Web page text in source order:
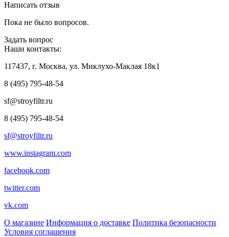
Написать отзыв
Пока не было вопросов.
Задать вопрос
Наши контакты:
117437, г. Москва, ул. Миклухо-Маклая 18к1
8 (495) 795-48-54
sf@stroyfiltr.ru
8 (495) 795-48-54
sf@stroyfiltr.ru
www.instagram.com
facebook.com
twitter.com
vk.com
О магазине Информация о доставке Политика безопасности
Условия соглашения